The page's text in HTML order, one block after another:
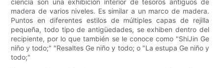
ciencia son una exhibición interior de tesoros antiguos de
madera de varios niveles. Es similar a un marco de madera.
Puntos en diferentes estilos de múltiples capas de rejilla
pequeña, todo tipo de antigüedades, se exhiben dentro del
recipiente, por lo que también se le conoce como "ShiJin Ge
niño y todo;" "Resaltes Ge niño y todo; o "La estupa Ge niño y
todo;"